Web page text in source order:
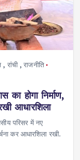
, रांची,राजनीति
होगा निर्माण,
आधारशिला
परिसर में नए
कर आधारशिला रखी.